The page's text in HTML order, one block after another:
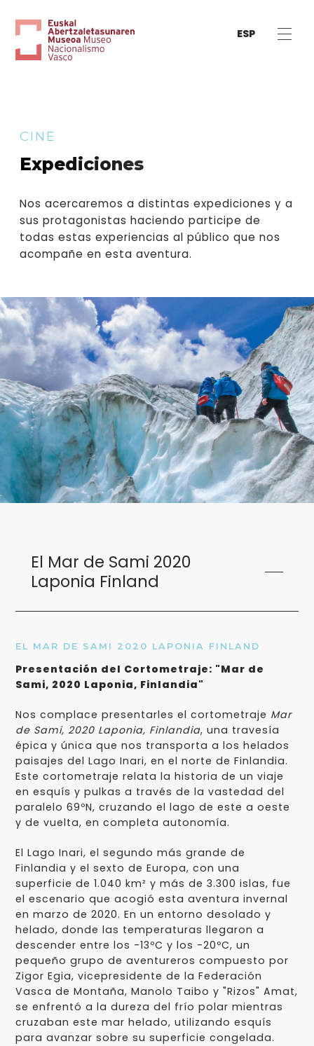
ESP
CINE
Expediciones
Nos acercaremos a distintas expediciones y a
sus protagonistas haciendo participe de
todas estas experiencias al público que nos
acompañe en esta aventura.
El Mar de Sami 2020
Laponia Finland
EL MAR DE SAMI 2020 LAPONIA FINLAND
Presentación del Cortometraje: "Mar de
Sami, 2020 Laponia, Finlandia"
Nos complace presentarles el cortometraje Mar
de Sami, 2020 Laponia, Finlandia, una travesía
épica y única que nos transporta a los helados
paisajes del Lago Inari, en el norte de Finlandia.
Este cortometraje relata la historia de un viaje
en esquís y pulkas a través de la vastedad del
paralelo 69ºN, cruzando el lago de este a oeste
y de vuelta, en completa autonomía.
El Lago Inari, el segundo más grande de
Finlandia y el sexto de Europa, con una
superficie de 1.040 km² y más de 3.300 islas, fue
el escenario que acogió esta aventura invernal
en marzo de 2020. En un entorno desolado y
helado, donde las temperaturas llegaron a
descender entre los -13ºC y los -20ºC, un
pequeño grupo de aventureros compuesto por
Zigor Egia, vicepresidente de la Federación
Vasca de Montaña, Manolo Taibo y "Rizos" Amat,
se enfrentó a la dureza del frío polar mientras
cruzaban este mar helado, utilizando esquís
para avanzar sobre su superficie congelada.